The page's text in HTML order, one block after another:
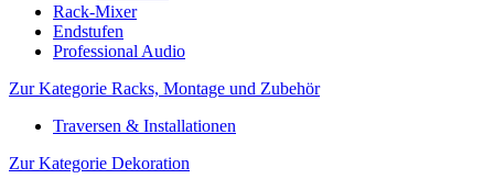
Rack-Mixer
Endstufen
Professional Audio
Zur Kategorie Racks, Montage und Zubehör
Traversen & Installationen
Zur Kategorie Dekoration